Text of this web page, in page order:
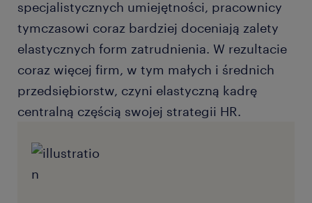
specjalistycznych umiejętności, pracownicy
tymczasowi coraz bardziej doceniają zalety
elastycznych form zatrudnienia. W rezultacie
coraz więcej firm, w tym małych i średnich
przedsiębiorstw, czyni elastyczną kadrę
centralną częścią swojej strategii HR.